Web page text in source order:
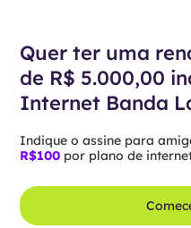
Quer ter uma
de R$ 5.000,00
Internet Banda
Indique o assine para
R$100 por plano de